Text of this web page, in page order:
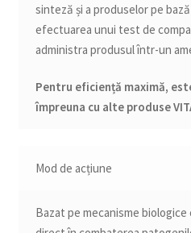
sinteză și a produselor pe
efectuarea unui test de
administra produsul într-un
Pentru eficiență maximă,
împreuna cu alte produse
Mod de acțiune
Bazat pe mecanisme